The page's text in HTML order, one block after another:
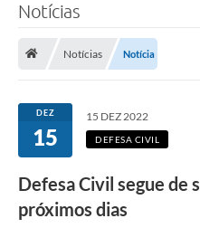
Notícias
Notícias Notícia
DEZ
15
15 DEZ 2022
DEFESA CIVIL
Defesa Civil segue de
próximos dias